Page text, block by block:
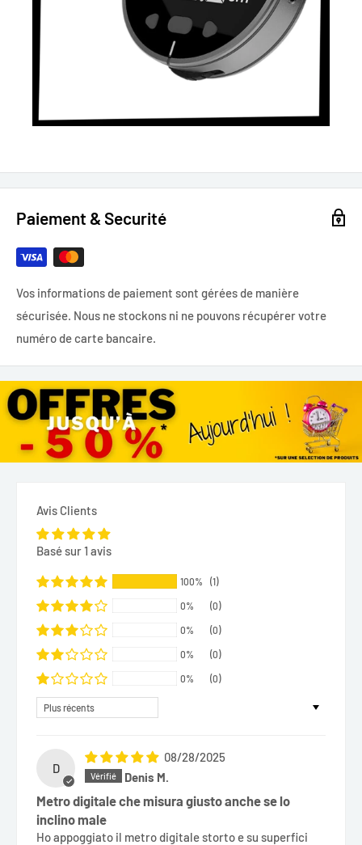
Paiement & Securité
Vos informations de paiement sont gérées de manière
sécurisée. Nous ne stockons ni ne pouvons récupérer votre
numéro de carte bancaire.
Avis Clients
Basé sur 1 avis
100% (1)
0% (0)
0% (0)
0% (0)
0% (0)
Sort by
D
08/28/2025
Denis M.
Metro digitale che misura giusto anche se lo
inclino male
Ho appoggiato il metro digitale storto e su superfici